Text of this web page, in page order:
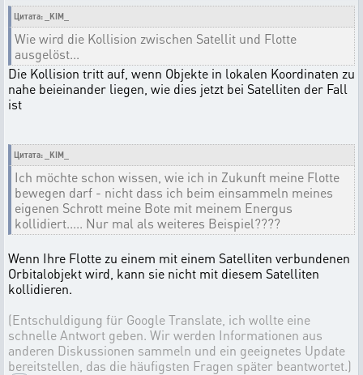
Цитата: _KIM_
Wie wird die Kollision zwischen Satellit und Flotte
ausgelöst...
Die Kollision tritt auf, wenn Objekte in lokalen Koordinaten zu
nahe beieinander liegen, wie dies jetzt bei Satelliten der Fall
ist
Цитата: _KIM_
Ich möchte schon wissen, wie ich in Zukunft meine Flotte
bewegen darf - nicht dass ich beim einsammeln meines
eigenen Schrott meine Bote mit meinem Energus
kollidiert..... Nur mal als weiteres Beispiel????
Wenn Ihre Flotte zu einem mit einem Satelliten verbundenen
Orbitalobjekt wird, kann sie nicht mit diesem Satelliten
kollidieren.
(Entschuldigung für Google Translate, ich wollte eine
schnelle Antwort geben. Wir werden Informationen aus
anderen Diskussionen sammeln und ein geeignetes Update
bereitstellen, das die häufigsten Fragen später beantwortet.)